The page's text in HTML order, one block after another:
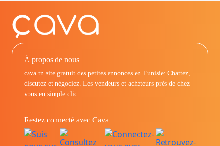
À propos de nous
cava.tn site gratuit des petites annonces en Tunisie: Chattez,
discutez et négociez. Les vendeurs et acheteurs prés de chez
vous en simple clic.
Restez connecté avec Cava